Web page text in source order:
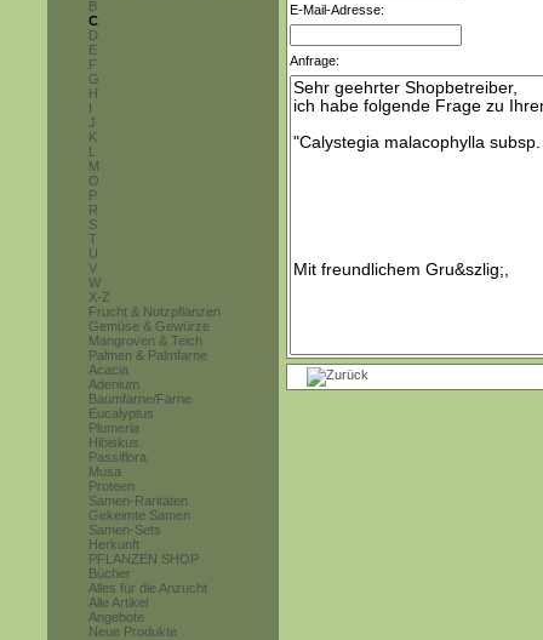
B
C
D
E
F
G
H
I
J
K
L
M
O
P
R
S
T
U
V
W
X-Z
Frucht & Nutzpflanzen
Gemüse & Gewürze
Mangroven & Teich
Palmen & Palmfarne
Acacia
Adenium
Baumfarne/Farne
Eucalyptus
Plumeria
Hibiskus
Passiflora
Musa
Proteen
Samen-Raritäten
Gekeimte Samen
Samen-Sets
Herkunft
PFLANZEN SHOP
Bücher
Alles für die Anzucht
Alle Artikel
Angebote
Neue Produkte
E-Mail-Adresse:
Anfrage: